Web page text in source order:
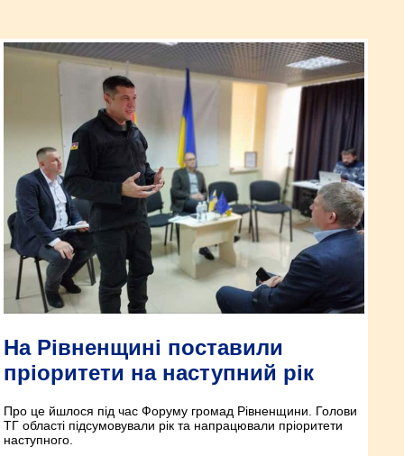
На Рівненщині поставили
пріоритети на наступний рік
Про це йшлося під час Форуму громад Рівненщини. Голови
ТГ області підсумовували рік та напрацювали пріоритети
наступного.